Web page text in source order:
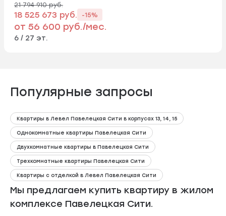
21 794 910 руб.
18 525 673 руб. -15%
от 56 600 руб./мес.
6 / 27 эт.
Популярные запросы
Квартиры в Левел Павелецкая Сити в корпусах 13, 14, 15
Однокомнатные квартиры Павелецкая Сити
Двухкомнатные квартиры в Павелецкая Сити
Трехкомнатные квартиры Павелецкая Сити
Квартиры с отделкой в Левел Павелецкая Сити
Мы предлагаем купить квартиру в жилом
комплексе Павелецкая Сити.